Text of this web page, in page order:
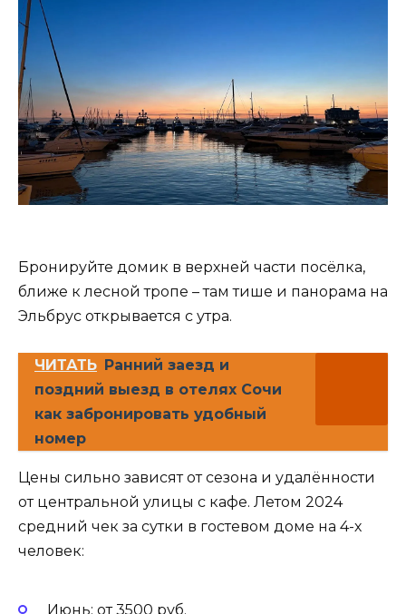
Бронируйте домик в верхней части посёлка,
ближе к лесной тропе – там тише и панорама на
Эльбрус открывается с утра.
ЧИТАТЬ Ранний заезд и
поздний выезд в отелях Сочи
как забронировать удобный
номер
Цены сильно зависят от сезона и удалённости
от центральной улицы с кафе. Летом 2024
средний чек за сутки в гостевом доме на 4-х
человек:
Июнь: от 3500 руб.